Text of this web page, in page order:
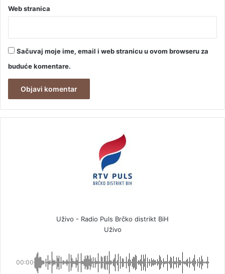
Web stranica
Sačuvaj moje ime, email i web stranicu u ovom browseru za
buduće komentare.
Uživo - Radio Puls Brčko distrikt BiH
Uživo
00:00